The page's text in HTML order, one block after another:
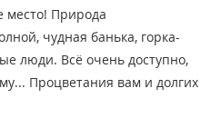
место! Природа
чудная банька, горка-
люди. Всё очень доступно,
Процветания вам и долгих